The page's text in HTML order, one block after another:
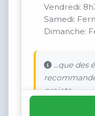
Vendredi:
Samedi:
Dimanche:
...que des
projets.